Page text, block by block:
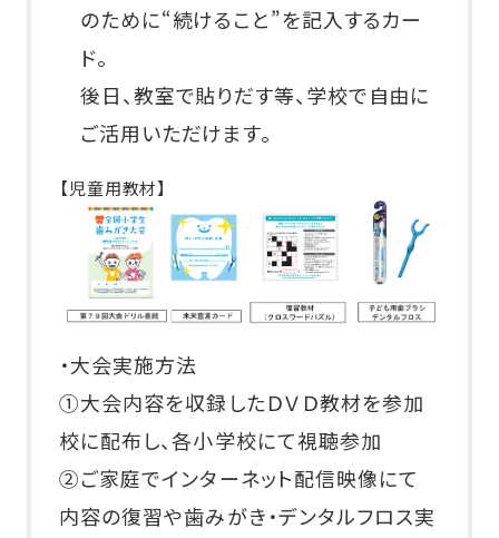
のために“続けること”を記入するカー
ド。
後日、教室で貼りだす等、学校で自由に
ご活用いただけます。
【児童用教材】
・大会実施方法
①大会内容を収録したＤＶＤ教材を参加
校に配布し、各小学校にて視聴参加
②ご家庭でインターネット配信映像にて
内容の復習や歯みがき・デンタルフロス実